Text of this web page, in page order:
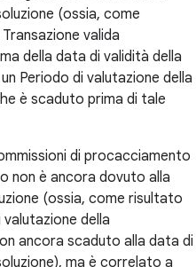
(ossia, come
valida
della data di validità della
Periodo di valutazione della
è scaduto prima di tale
di procacciamento
non è ancora dovuto alla
(ossia, come risultato
valutazione della
ancora scaduto alla data di
ma è correlato a